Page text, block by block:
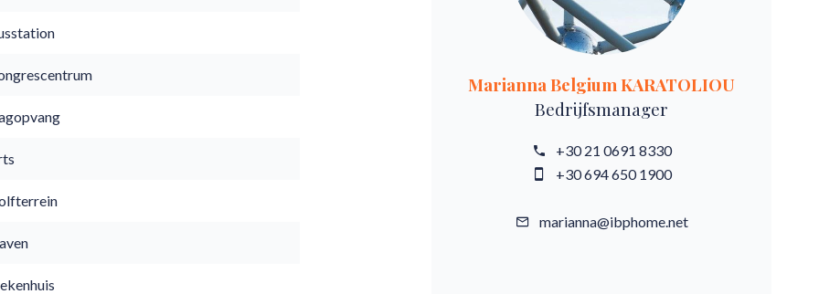
Marianna Belgium KARATOLIOU
Bedrijfsmanager
+30 21 0691 8330
+30 694 650 1900
marianna@ibphome.net